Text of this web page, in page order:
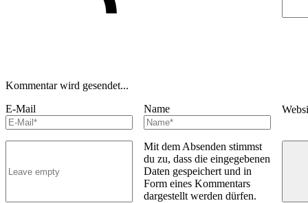
Kommentar wird gesendet...
E-Mail Name
Mit dem Absenden stimmst
du zu, dass die eingegebenen
Daten gespeichert und in
Form eines Kommentars
dargestellt werden dürfen.